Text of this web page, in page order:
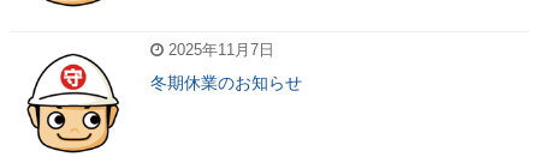
2025年11月7日
冬期休業のお知らせ